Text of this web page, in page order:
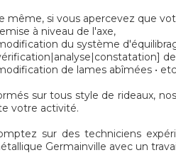
même, si vous apercevez que
à niveau de l'axe,
du système
de lames abîmées •
sur tous style de rideaux,
votre activité.
sur des techniciens
Germainville avec un